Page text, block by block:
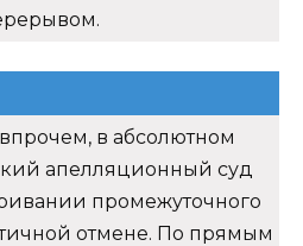
в абсолютном
апелляционный суд
промежуточного
отмене. По прямым